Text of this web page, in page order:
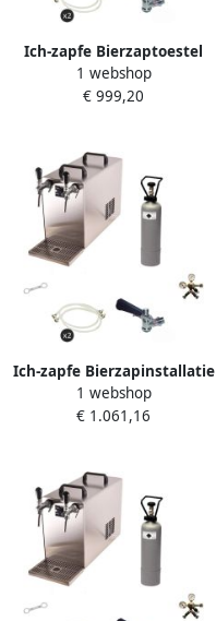
Ich-zapfe Bierzaptoestel
Complete Set STREAM 50 2-
Lijnse Droogkoeler tot 55 l u
1 webshop
€ 999,20
Ich-zapfe Bierzapinstallatie
STREAM 50 Compleetset 2-
lijns koeler tot 55 l u voor
1 webshop
€ 1.061,16